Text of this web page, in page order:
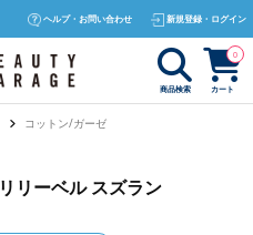
ヘルプ・お問い合わせ 新規登録・ログイン
商品検索 カート
0
コットン/ガーゼ
リリーベル スズラン